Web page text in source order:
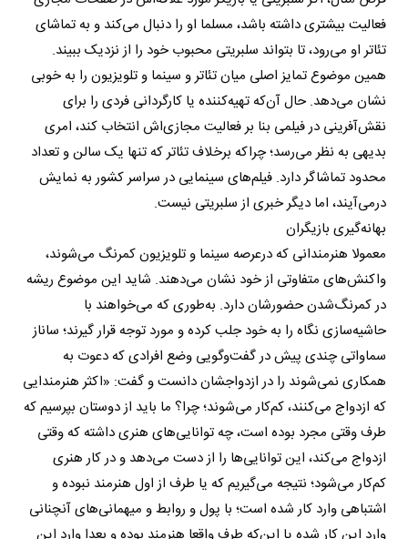
فعالیت بیشتری داشته باشد، مسلما او را دنبال می‌کند و به تماشای
تئاتر او می‌رود، تا بتواند سلبریتی محبوب خود را از نزدیک ببیند.
همین موضوع تمایز اصلی میان تئاتر و سینما و تلویزیون را به خوبی
نشان می‌دهد. حال آن‌که تهیه‌کننده یا کارگردانی فردی را برای
نقش‌آفرینی در فیلمی بنا بر فعالیت مجازی‌اش انتخاب کند، امری
بدیهی به ‌نظر می‌رسد؛ چراکه برخلاف تئاتر که تنها یک سالن و تعداد
محدود تماشاگر دارد. فیلم‌های سینمایی در سراسر کشور به نمایش
درمی‌آیند، اما دیگر خبری از سلبریتی نیست.
بهانه‌گیری بازیگران
معمولا هنرمندانی که درعرصه سینما و تلویزیون کمرنگ می‌شوند،
واکنش‌های متفاوتی از خود نشان می‌دهند. شاید این موضوع ریشه
در کمرنگ‌شدن حضورشان دارد. به‌طوری که می‌خواهند با
حاشیه‌سازی نگاه را به خود جلب کرده و مورد توجه قرار گیرند؛ ساناز
سماواتی چندی پیش در گفت‌وگویی وضع افرادی که دعوت به
همکاری نمی‌شوند را در ازدواجشان دانست و گفت: «اکثر هنرمندایی
که ازدواج می‌کنند، کم‌کار می‌شوند؛ چرا؟ ما باید از دوستان بپرسیم که
طرف وقتی مجرد بوده است، چه توانایی‌های هنری داشته که وقتی
ازدواج می‌کند، این توانایی‌ها را از دست می‌دهد و در کار هنری
کم‌کار می‌شود؛ نتیجه می‌گیریم که یا طرف از اول هنرمند نبوده و
اشتباهی وارد کار شده است؛ با پول و روابط و میهمانی‌های آنچنانی